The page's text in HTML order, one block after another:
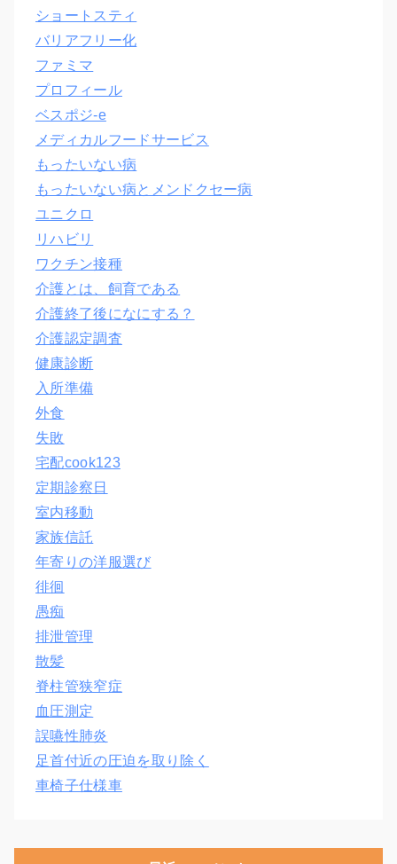
ショートスティ
バリアフリー化
ファミマ
プロフィール
ベスポジ-e
メディカルフードサービス
もったいない病
もったいない病とメンドクセー病
ユニクロ
リハビリ
ワクチン接種
介護とは、飼育である
介護終了後になにする？
介護認定調査
健康診断
入所準備
外食
失敗
宅配cook123
定期診察日
室内移動
家族信託
年寄りの洋服選び
徘徊
愚痴
排泄管理
散髪
脊柱管狭窄症
血圧測定
誤嚥性肺炎
足首付近の圧迫を取り除く
車椅子仕様車